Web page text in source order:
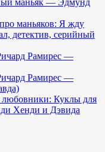
маньяков: Я жду
детектив, серийный
Рамирес —
Рамирес —
Куклы для
Хенди и Дэвида